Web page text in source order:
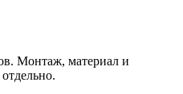
Монтаж, материал и